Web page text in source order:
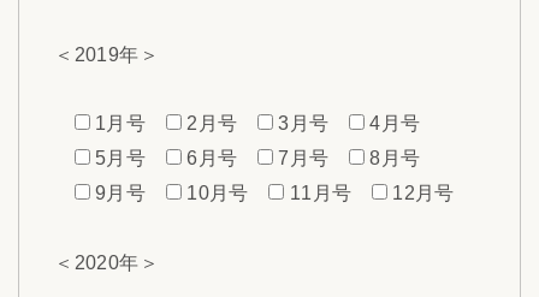
＜2019年＞
1月号 2月号 3月号
4月号
5月号
6月号 7月号
8月号
9月号
10月号 11月号 12月号
＜2020年＞